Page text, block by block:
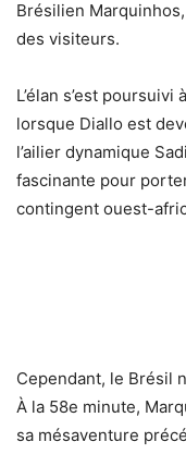
Brésilien
des visiteurs.
L’élan s’est
lorsque Diallo est
l’ailier dynamique
fascinante pour
contingent ouest-
Cependant, le Brésil
À la 58e minute,
sa mésaventure